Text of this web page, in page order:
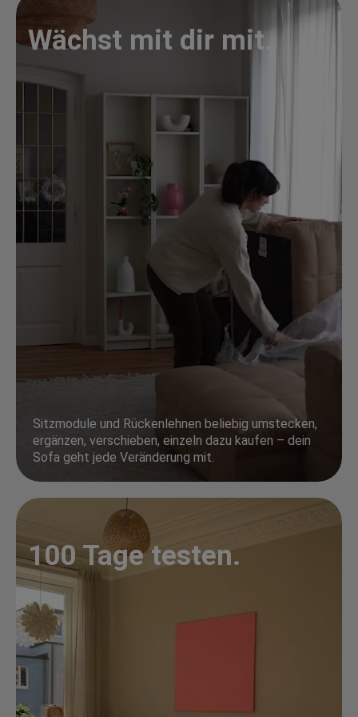
Wächst mit dir mit.
Sitzmodule und Rückenlehnen beliebig umstecken,
ergänzen, verschieben, einzeln dazu kaufen – dein
Sofa geht jede Veränderung mit.
100 Tage testen.